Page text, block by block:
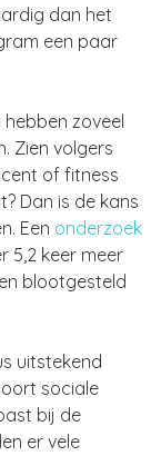
dan het
een paar
zoveel
Zien volgers
of fitness
Dan is de kans
Een onderzoek
5,2 keer meer
blootgesteld
uitstekend
sociale
bij de
er vele